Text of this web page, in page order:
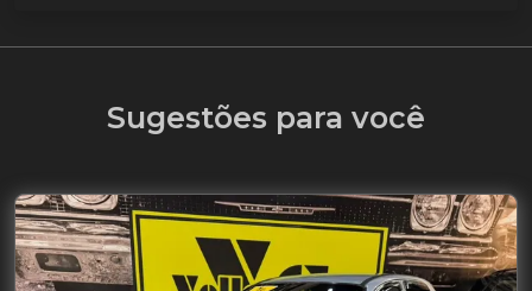
Sugestões para você